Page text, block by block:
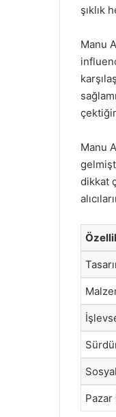
şıklık
Manu
Manu
dikkat